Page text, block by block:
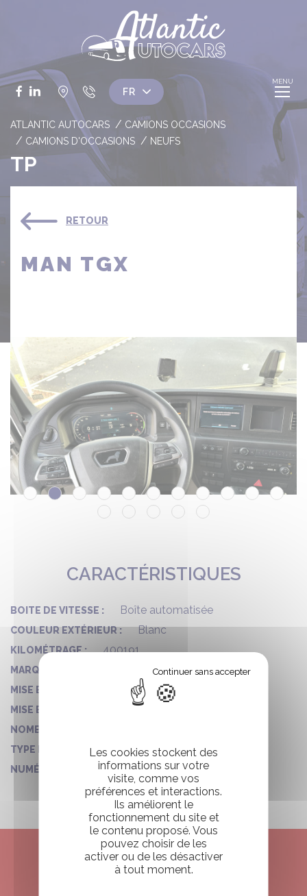
Facebook
LinkedIn
ATLANTIC AUTOCARS
CAMIONS OCCASIONS
CAMIONS D'OCCASIONS
NEUFS
TP
RETOUR
MAN TGX
CARACTÉRISTIQUES
BOITE DE VITESSE : Boîte automatisée
COULEUR EXTÉRIEUR : Blanc
KILOMÉTRAGE : 400191
MARQUE :
MISE EN CIRCULATION : 24/02/2021
MISE EN CIRCULATION - ANNÉE :
NOMBRE DE PLACES :
TYPE D'AUTOCAR : TP
NUMÉRO DE VO : 273
Panneau de gestion des cookies
Les cookies stockent des
informations sur votre
visite, comme vos
préférences et interactions.
Ils améliorent le
fonctionnement du site et
le contenu proposé. Vous
pouvez choisir de les
activer ou de les désactiver
à tout moment.